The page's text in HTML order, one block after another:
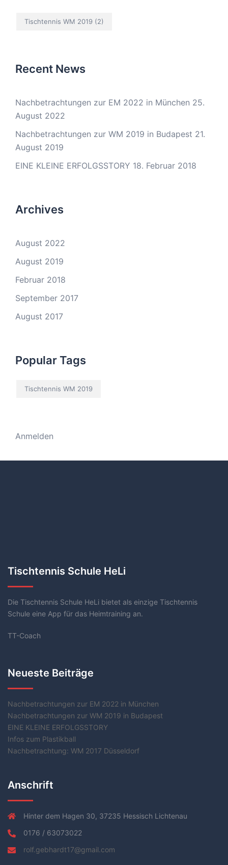
Tischtennis WM 2019 (2)
Recent News
Nachbetrachtungen zur EM 2022 in München 25.
August 2022
Nachbetrachtungen zur WM 2019 in Budapest 21.
August 2019
EINE KLEINE ERFOLGSSTORY 18. Februar 2018
Archives
August 2022
August 2019
Februar 2018
September 2017
August 2017
Popular Tags
Tischtennis WM 2019
Anmelden
Tischtennis Schule HeLi
Die Tischtennis Schule HeLi bietet als einzige Tischtennis
Schule eine App für das Heimtraining an.
TT-Coach
Neueste Beiträge
Nachbetrachtungen zur EM 2022 in München
Nachbetrachtungen zur WM 2019 in Budapest
EINE KLEINE ERFOLGSSTORY
Infos zum Plastikball
Nachbetrachtung: WM 2017 Düsseldorf
Anschrift
Hinter dem Hagen 30, 37235 Hessisch Lichtenau
0176 / 63073022
rolf.gebhardt17@gmail.com